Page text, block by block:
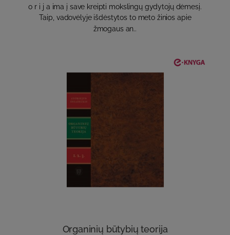
o r i j a ima į save kreipti mokslingų gydytojų dėmesį.
Taip, vadovėlyje išdėstytos to meto žinios apie
žmogaus an..
Organinių būtybių teorija